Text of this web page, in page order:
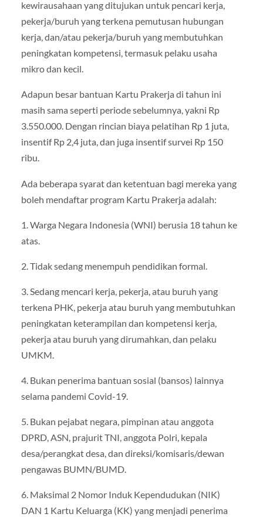
kewirausahaan yang ditujukan untuk pencari kerja,
pekerja/buruh yang terkena pemutusan hubungan
kerja, dan/atau pekerja/buruh yang membutuhkan
peningkatan kompetensi, termasuk pelaku usaha
mikro dan kecil.
Adapun besar bantuan Kartu Prakerja di tahun ini
masih sama seperti periode sebelumnya, yakni Rp
3.550.000. Dengan rincian biaya pelatihan Rp 1 juta,
insentif Rp 2,4 juta, dan juga insentif survei Rp 150
ribu.
Ada beberapa syarat dan ketentuan bagi mereka yang
boleh mendaftar program Kartu Prakerja adalah:
1. Warga Negara Indonesia (WNI) berusia 18 tahun ke
atas.
2. Tidak sedang menempuh pendidikan formal.
3. Sedang mencari kerja, pekerja, atau buruh yang
terkena PHK, pekerja atau buruh yang membutuhkan
peningkatan keterampilan dan kompetensi kerja,
pekerja atau buruh yang dirumahkan, dan pelaku
UMKM.
4. Bukan penerima bantuan sosial (bansos) lainnya
selama pandemi Covid-19.
5. Bukan pejabat negara, pimpinan atau anggota
DPRD, ASN, prajurit TNI, anggota Polri, kepala
desa/perangkat desa, dan direksi/komisaris/dewan
pengawas BUMN/BUMD.
6. Maksimal 2 Nomor Induk Kependudukan (NIK)
DAN 1 Kartu Keluarga (KK) yang menjadi penerima